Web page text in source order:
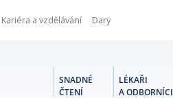
Kariéra a vzdělávání Dary
SNADNÉ
ČTENÍ
LÉKAŘI
A ODBORNÍCI